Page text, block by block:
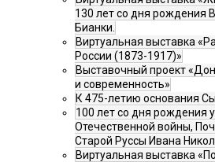
130 лет со дня рождения
Бианки.
Виртуальная выставка
России (1873-1917)»
Выставочный проект
и современность»
К 475-летию основания
100 лет со дня рождения
Отечественной войны,
Старой Руссы Ивана
Виртуальная выставка